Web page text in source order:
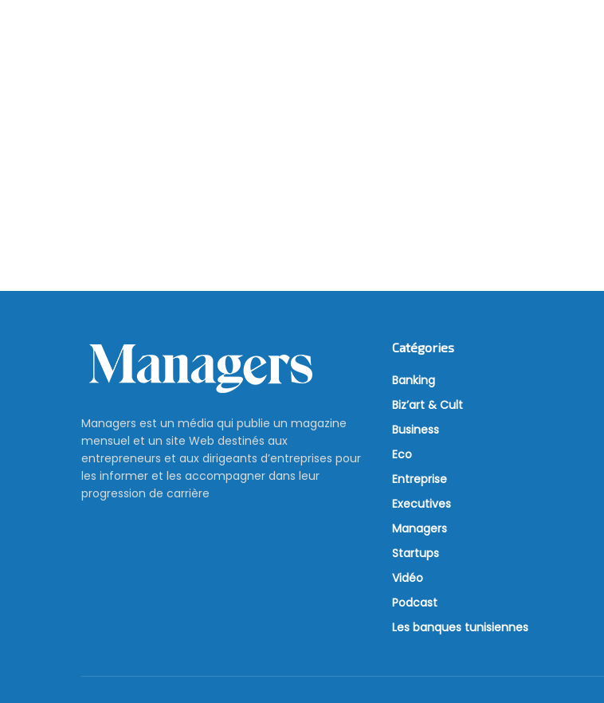
Managers est un média qui publie un magazine
mensuel et un site Web destinés aux
entrepreneurs et aux dirigeants d’entreprises pour
les informer et les accompagner dans leur
progression de carrière
Catégories
Banking
Biz’art & Cult
Business
Eco
Entreprise
Executives
Managers
Startups
Vidéo
Podcast
Les banques tunisiennes